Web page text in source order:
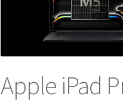
Apple iPad